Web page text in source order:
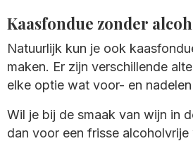
Kaasfondue zonder
Natuurlijk kun je ook
maken. Er zijn verschillende
elke optie wat voor- en
Wil je bij de smaak van wijn in
dan voor een frisse alcoholvrije